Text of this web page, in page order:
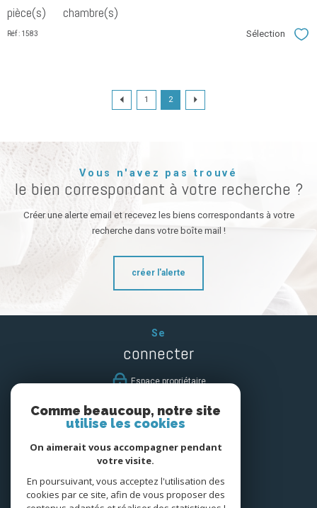
pièce(s) chambre(s)
Réf : 1583 Sélection
1 2
Vous n'avez pas trouvé
le bien correspondant à votre recherche ?
Créer une alerte email et recevez les biens correspondants à votre
recherche dans votre boîte mail !
créer l'alerte
Se
connecter
espace propriétaire
Nous
Nous
Comme beaucoup, notre site
utilise les cookies
On aimerait vous accompagner pendant
votre visite.
En poursuivant, vous acceptez l'utilisation des
cookies par ce site, afin de vous proposer des